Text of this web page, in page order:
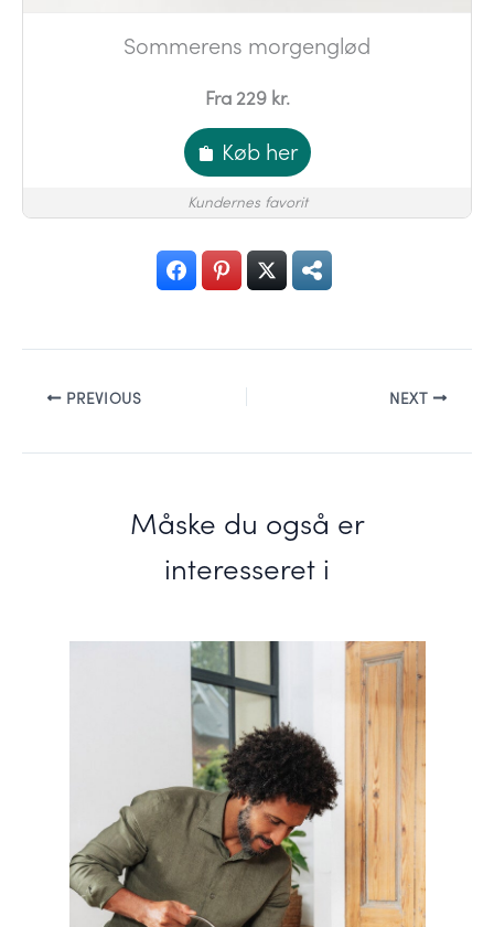
Sommerens morgenglød
Fra 229 kr.
Køb her
Kundernes favorit
PREVIOUS NEXT
Måske du også er
interesseret i